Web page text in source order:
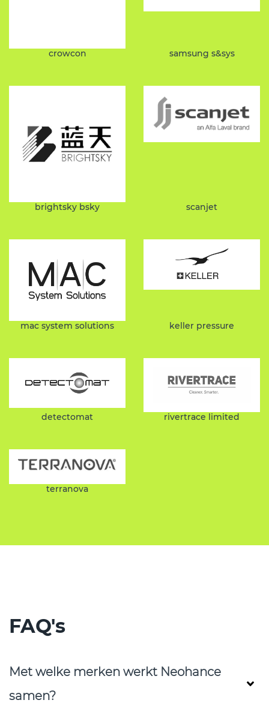
crowcon samsung s&sys
brightsky bsky scanjet
mac system solutions keller pressure
detectomat rivertrace limited
terranova
FAQ's
Met welke merken werkt Neohance
samen?